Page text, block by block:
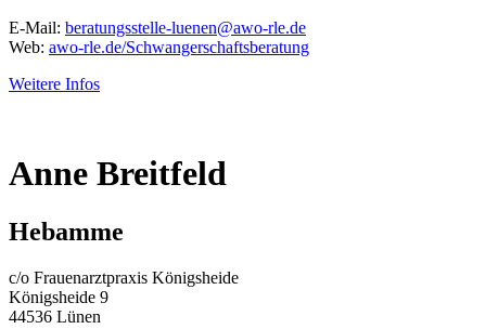
E-Mail: beratungsstelle-luenen@awo-rle.de
Web: awo-rle.de/Schwangerschaftsberatung
Weitere Infos
Anne Breitfeld
Hebamme
c/o Frauenarztpraxis Königsheide
Königsheide 9
44536 Lünen